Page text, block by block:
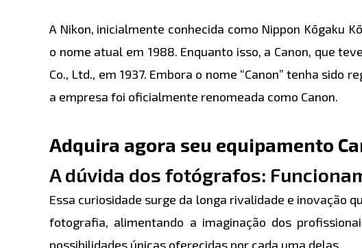
A Nikon, inicialmente conhecida como Nippon Kōgaku
o nome atual em 1988. Enquanto isso, a Canon, que
Co., Ltd., em 1937. Embora o nome “Canon” tenha sido
a empresa foi oficialmente renomeada como Canon.
Adquira agora seu equipamento
A dúvida dos fotógrafos:
Essa curiosidade surge da longa rivalidade e inovação
fotografia, alimentando a imaginação dos
possibilidades únicas oferecidas por cada uma delas.